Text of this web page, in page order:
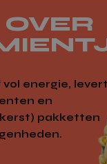
OVER
energie, levert
en
pakketten